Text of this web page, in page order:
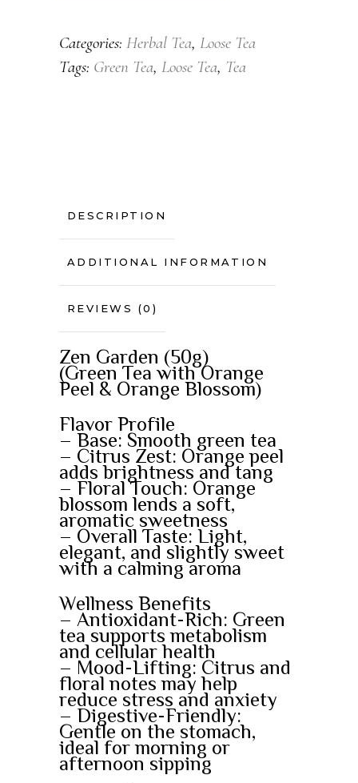
Categories: Herbal Tea, Loose Tea
Tags: Green Tea, Loose Tea, Tea
DESCRIPTION
ADDITIONAL INFORMATION
REVIEWS (0)
Zen Garden (50g)
(Green Tea with Orange
Peel & Orange Blossom)
Flavor Profile
– Base: Smooth green tea
– Citrus Zest: Orange peel
adds brightness and tang
– Floral Touch: Orange
blossom lends a soft,
aromatic sweetness
– Overall Taste: Light,
elegant, and slightly sweet
with a calming aroma
Wellness Benefits
– Antioxidant-Rich: Green
tea supports metabolism
and cellular health
– Mood-Lifting: Citrus and
floral notes may help
reduce stress and anxiety
– Digestive-Friendly:
Gentle on the stomach,
ideal for morning or
afternoon sipping